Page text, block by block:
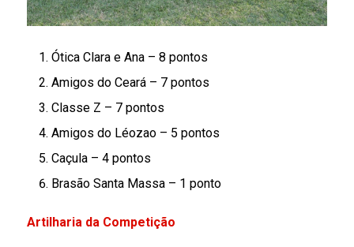
Ótica Clara e Ana – 8 pontos
Amigos do Ceará – 7 pontos
Classe Z – 7 pontos
Amigos do Léozao – 5 pontos
Caçula – 4 pontos
Brasão Santa Massa – 1 ponto
Artilharia da Competição